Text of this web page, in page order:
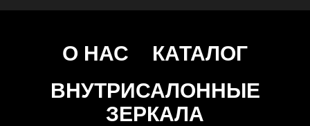
О НАС
КАТАЛОГ
ВНУТРИСАЛОННЫЕ
ЗЕРКАЛА